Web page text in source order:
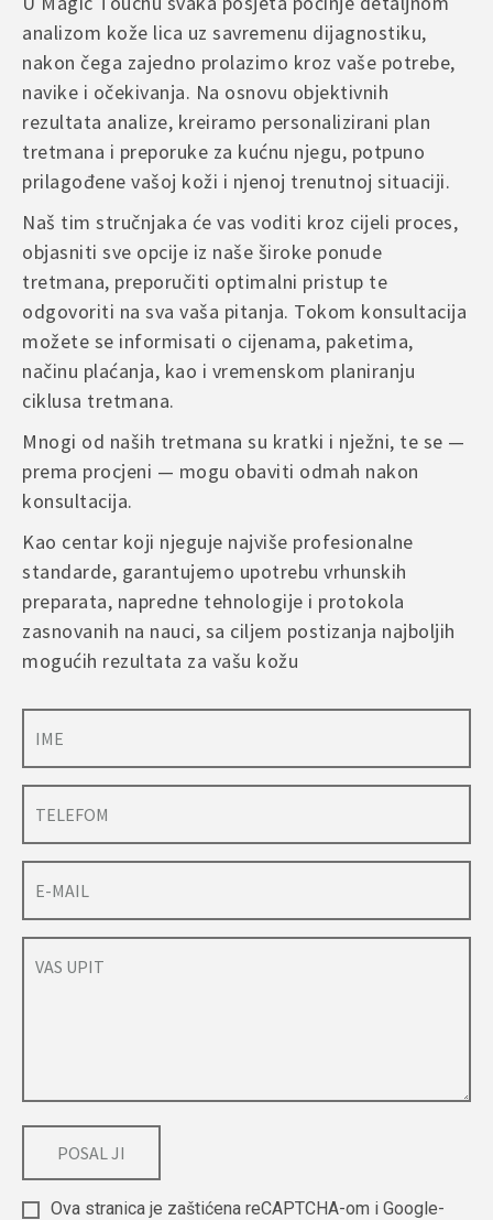
analizom kože lica uz savremenu dijagnostiku,
nakon čega zajedno prolazimo kroz vaše potrebe,
navike i očekivanja. Na osnovu objektivnih
rezultata analize, kreiramo personalizirani plan
tretmana i preporuke za kućnu njegu, potpuno
prilagođene vašoj koži i njenoj trenutnoj situaciji.
Naš tim stručnjaka će vas voditi kroz cijeli proces,
objasniti sve opcije iz naše široke ponude
tretmana, preporučiti optimalni pristup te
odgovoriti na sva vaša pitanja. Tokom konsultacija
možete se informisati o cijenama, paketima,
načinu plaćanja, kao i vremenskom planiranju
ciklusa tretmana.
Mnogi od naših tretmana su kratki i nježni, te se —
prema procjeni — mogu obaviti odmah nakon
konsultacija.
Kao centar koji njeguje najviše profesionalne
standarde, garantujemo upotrebu vrhunskih
preparata, napredne tehnologije i protokola
zasnovanih na nauci, sa ciljem postizanja najboljih
mogućih rezultata za vašu kožu
Ova stranica je zaštićena reCAPTCHA-om i Google-